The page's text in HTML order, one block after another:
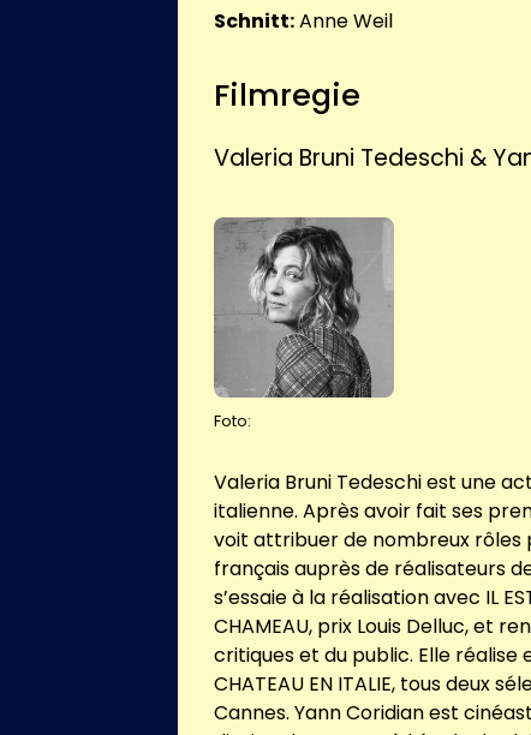
Schnitt:Anne Weil
Filmregie
Valeria Bruni Tedeschi &
Foto:
Valeria Bruni Tedeschi est une
italienne. Après avoir fait ses
voit attribuer de nombreux rôles
français auprès de réalisateurs
s’essaie à la réalisation avec IL
CHAMEAU, prix Louis Delluc, et
critiques et du public. Elle réalise
CHATEAU EN ITALIE, tous deux
Cannes. Yann Coridian est